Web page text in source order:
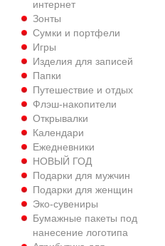
интернет
Зонты
Сумки и портфели
Игры
Изделия для записей
Папки
Путешествиe и отдых
Флэш-накопители
Открывалки
Календари
Ежедневники
НОВЫЙ ГОД
Подарки для мужчин
Подарки для женщин
Эко-сувениры
Бумажные пакеты под
нанесение логотипа